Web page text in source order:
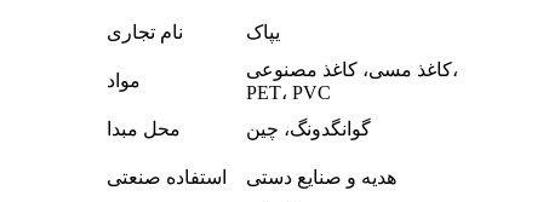
نام تجاری یپاک
مواد
کاغذ مسی، کاغذ مصنوعی،
PET، PVC
محل مبدا
گوانگدونگ، چین
استفاده صنعتی هدیه و صنایع دستی